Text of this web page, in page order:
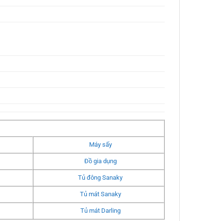
Máy sấy
Đồ gia dụng
Tủ đông Sanaky
Tủ mát Sanaky
Tủ mát Darling